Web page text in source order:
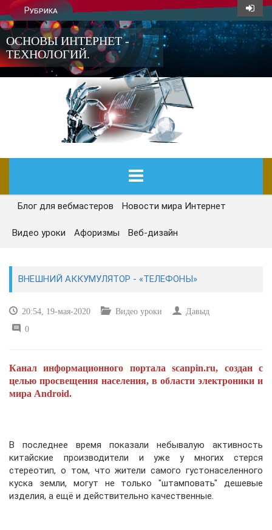
Рубрика
ОСНОВЫ ИНТЕРНЕТ -
ТЕХНОЛОГИЙ.
ГЛАВНАЯ
СЕГОДНЯ
РЕМОНТ И СОВЕТЫ
УЧЕБНИК CSS
Блог для вебмастеров Новости мира Интернет
Видео уроки Афоризмы Веб-дизайн
ВНЕШНИЙ АККУМУЛЯТОР - «ТЕЛЕФОНЫ»
20:54, 19-мая-2020 Видео уроки
Давыд
0
Канал информационного портала scanpin.ru, создан с
целью просвещения населения, в области электроники и
мира Android.
В последнее время показали небывалую активность
китайские производители и уже у многих стерся
стереотип, о том, что жители самого густонаселенного
куска земли, могут не только "штамповать" дешевые
изделия, а ещё и действительно качественные.